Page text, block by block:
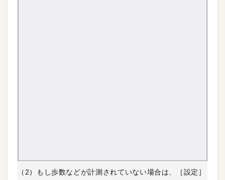
（2）もし歩数などが計測されていない場合は、［設定］